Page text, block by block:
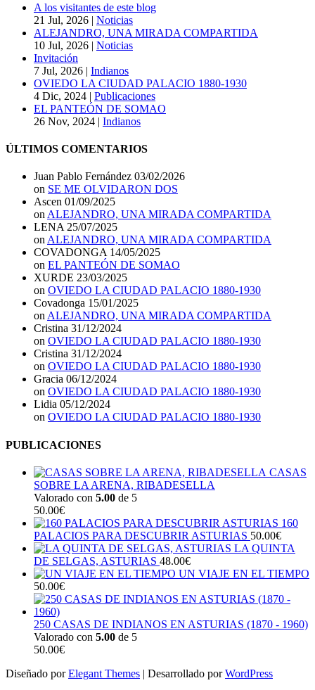
A los visitantes de este blog
21 Jul, 2026 | Noticias
ALEJANDRO, UNA MIRADA COMPARTIDA
10 Jul, 2026 | Noticias
Invitación
7 Jul, 2026 | Indianos
OVIEDO LA CIUDAD PALACIO 1880-1930
4 Dic, 2024 | Publicaciones
EL PANTEÓN DE SOMAO
26 Nov, 2024 | Indianos
ÚLTIMOS COMENTARIOS
Juan Pablo Fernández 03/02/2026
on SE ME OLVIDARON DOS
Ascen 01/09/2025
on ALEJANDRO, UNA MIRADA COMPARTIDA
LENA 25/07/2025
on ALEJANDRO, UNA MIRADA COMPARTIDA
COVADONGA 14/05/2025
on EL PANTEÓN DE SOMAO
XURDE 23/03/2025
on OVIEDO LA CIUDAD PALACIO 1880-1930
Covadonga 15/01/2025
on ALEJANDRO, UNA MIRADA COMPARTIDA
Cristina 31/12/2024
on OVIEDO LA CIUDAD PALACIO 1880-1930
Cristina 31/12/2024
on OVIEDO LA CIUDAD PALACIO 1880-1930
Gracia 06/12/2024
on OVIEDO LA CIUDAD PALACIO 1880-1930
Lidia 05/12/2024
on OVIEDO LA CIUDAD PALACIO 1880-1930
PUBLICACIONES
CASAS
SOBRE LA ARENA, RIBADESELLA
Valorado con 5.00 de 5
50.00€
160
PALACIOS PARA DESCUBRIR ASTURIAS 50.00€
LA QUINTA
DE SELGAS, ASTURIAS 48.00€
UN VIAJE EN EL TIEMPO
50.00€
250 CASAS DE INDIANOS EN ASTURIAS (1870 - 1960)
Valorado con 5.00 de 5
50.00€
Diseñado porElegant Themes | Desarrollado porWordPress